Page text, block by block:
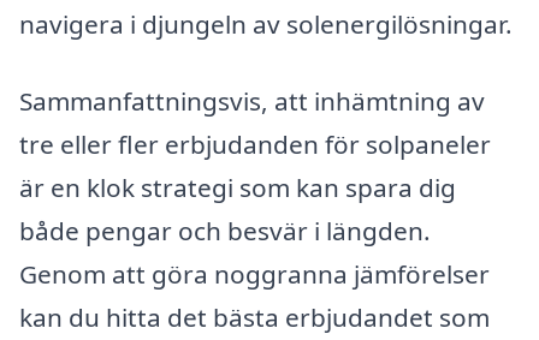
navigera i djungeln av solenergilösningar.
Sammanfattningsvis, att inhämtning av
tre eller fler erbjudanden för solpaneler
är en klok strategi som kan spara dig
både pengar och besvär i längden.
Genom att göra noggranna jämförelser
kan du hitta det bästa erbjudandet som